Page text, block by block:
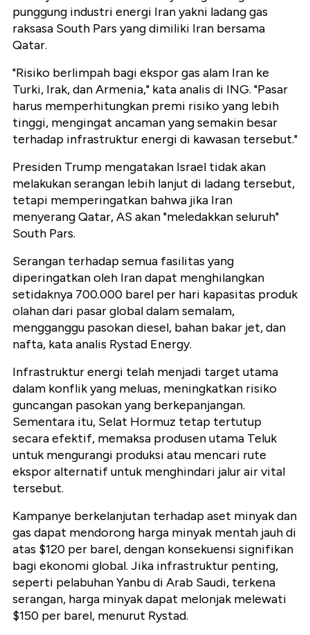
punggung industri energi Iran yakni ladang gas
raksasa South Pars yang dimiliki Iran bersama
Qatar.
"Risiko berlimpah bagi ekspor gas alam Iran ke
Turki, Irak, dan Armenia," kata analis di ING. "Pasar
harus memperhitungkan premi risiko yang lebih
tinggi, mengingat ancaman yang semakin besar
terhadap infrastruktur energi di kawasan tersebut."
Presiden Trump mengatakan Israel tidak akan
melakukan serangan lebih lanjut di ladang tersebut,
tetapi memperingatkan bahwa jika Iran
menyerang Qatar, AS akan "meledakkan seluruh"
South Pars.
Serangan terhadap semua fasilitas yang
diperingatkan oleh Iran dapat menghilangkan
setidaknya 700.000 barel per hari kapasitas produk
olahan dari pasar global dalam semalam,
mengganggu pasokan diesel, bahan bakar jet, dan
nafta, kata analis Rystad Energy.
Infrastruktur energi telah menjadi target utama
dalam konflik yang meluas, meningkatkan risiko
guncangan pasokan yang berkepanjangan.
Sementara itu, Selat Hormuz tetap tertutup
secara efektif, memaksa produsen utama Teluk
untuk mengurangi produksi atau mencari rute
ekspor alternatif untuk menghindari jalur air vital
tersebut.
Kampanye berkelanjutan terhadap aset minyak dan
gas dapat mendorong harga minyak mentah jauh di
atas $120 per barel, dengan konsekuensi signifikan
bagi ekonomi global. Jika infrastruktur penting,
seperti pelabuhan Yanbu di Arab Saudi, terkena
serangan, harga minyak dapat melonjak melewati
$150 per barel, menurut Rystad.